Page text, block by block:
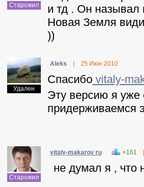
Старожил
и тд . Он
Новая Земля
))
Удален
Aleks 25 Июн 2010
Спасибо vitaly-
Эту версию я
придерживаемся
Старожил
vitaly-makarov ru +161
не думал я , что